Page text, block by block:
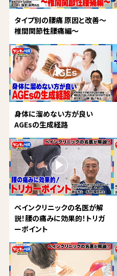
タイプ別の腰痛 原因と改善～
椎間関節性腰痛編～
身体に溜めない方が良い
AGEsの生成経路
ペインクリニックの名医が解
説！腰の痛みに効果的！トリガ
ーポイント